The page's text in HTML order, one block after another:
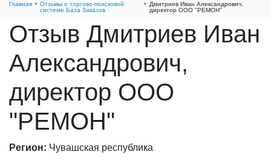
Главная
Отзывы о торгово-поисковой
системе База Заказов
Дмитриев Иван Александрович,
директор ООО "РЕМОН"
Отзыв Дмитриев Иван
Александрович,
директор ООО
"РЕМОН"
Регион: Чувашская республика